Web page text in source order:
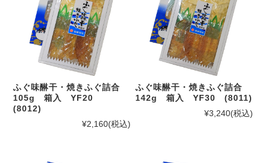
ふぐ味醂干・焼きふぐ詰合
105g 箱入 YF20
(8012)
¥2,160(税込)
ふぐ味醂干・焼きふぐ詰合
142g 箱入 YF30 (8011)
¥3,240(税込)